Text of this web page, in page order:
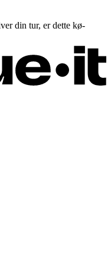
din tur, er dette kø-